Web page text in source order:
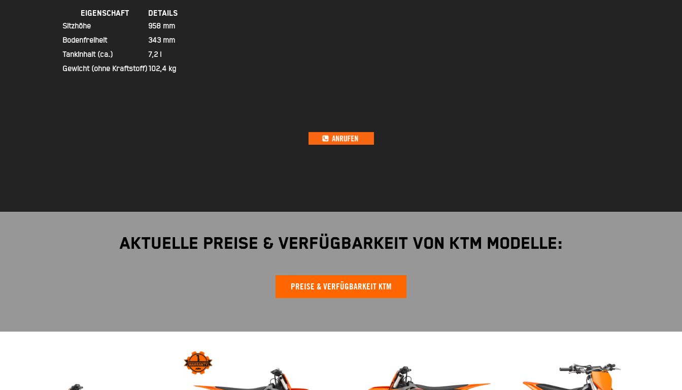
Eigenschaft
Details
Sitzhöhe
958 mm
Bodenfreiheit
343 mm
Tankinhalt (ca.)
7,2 l
Gewicht (ohne Kraftstoff)102,4 kg
Aktuelle Preise & Verfügbarkeit von KTM Modelle:
PREISE & VERFÜGBARKEIT KTM